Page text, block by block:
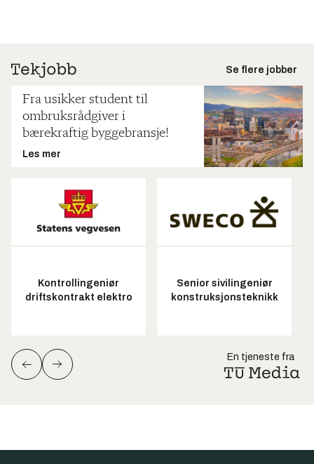
Se flere jobber
Fra usikker student til
ombruksrådgiver i
bærekraftig byggebransje!
Les mer
Kontrollingeniør
driftskontrakt elektro
Senior sivilingeniør
konstruksjonsteknikk
En tjeneste fra